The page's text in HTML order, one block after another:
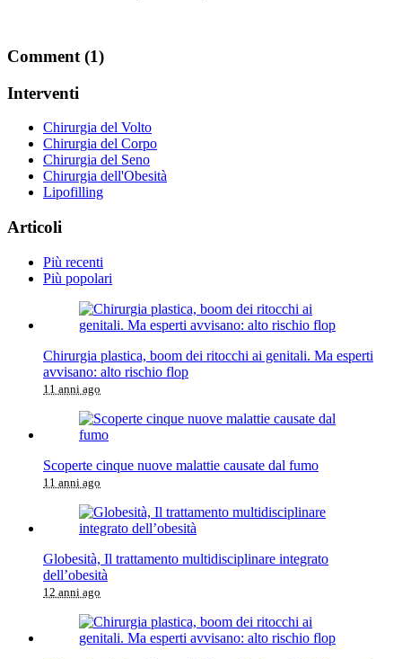
Comment (1)
Interventi
Chirurgia del Volto
Chirurgia del Corpo
Chirurgia del Seno
Chirurgia dell'Obesità
Lipofilling
Articoli
Più recenti
Più popolari
Chirurgia plastica, boom dei ritocchi ai genitali. Ma esperti
avvisano: alto rischio flop
11 anni ago
Scoperte cinque nuove malattie causate dal fumo
11 anni ago
Globesità, Il trattamento multidisciplinare integrato
dell’obesità
12 anni ago